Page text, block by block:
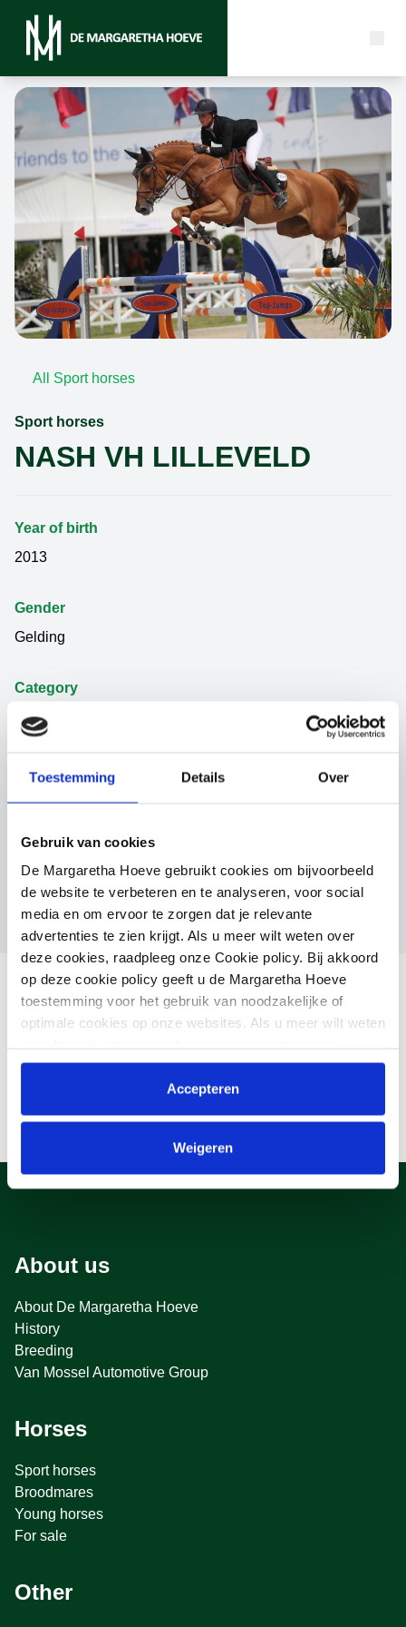
Toestemming Details Over
Gebruik van cookies
De Margaretha Hoeve gebruikt cookies om bijvoorbeeld
de website te verbeteren en te analyseren, voor social
media en om ervoor te zorgen dat je relevante
advertenties te zien krijgt. Als u meer wilt weten over
deze cookies, raadpleeg onze Cookie policy. Bij akkoord
op deze cookie policy geeft u de Margaretha Hoeve
toestemming voor het gebruik van noodzakelijke of
optimale cookies op onze websites. Als u meer wilt weten
raadpleeg onzePrivacyverklaring. U kunt de cookie
instellingen te allen tijde aanpassen via de link onderaan
de website.
Accepteren
Weigeren
All Sport horses
Sport horses
NASH VH LILLEVELD
Year of birth
2013
Gender
Gelding
Category
Sport horses
Mother
About us
About De Margaretha Hoeve
History
Breeding
Van Mossel Automotive Group
Horses
Sport horses
Broodmares
Young horses
For sale
Other